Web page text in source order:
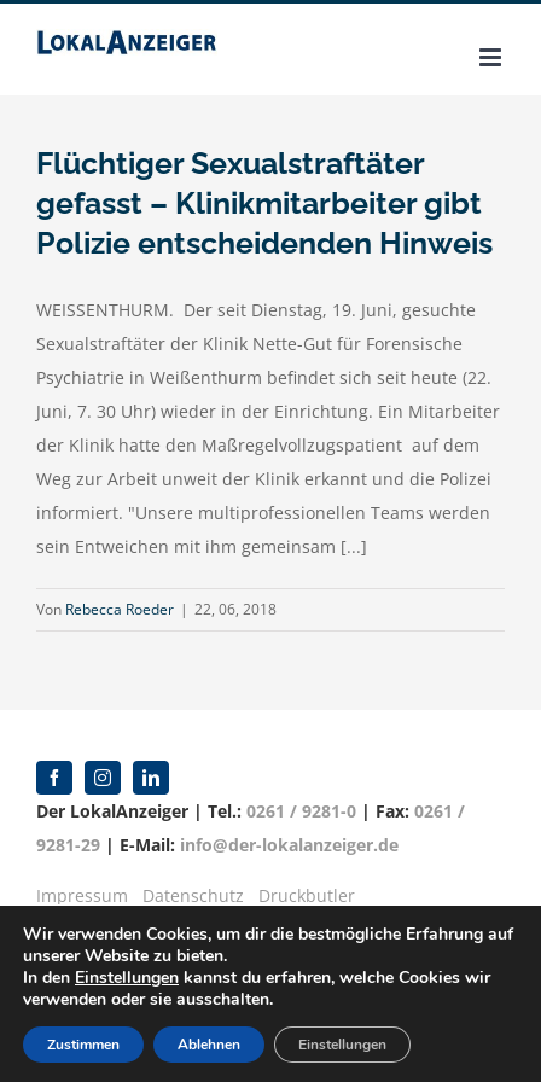
Inhalt
Flüchtiger Sexualstraftäter
gefasst – Klinikmitarbeiter gibt
Polizie entscheidenden Hinweis
WEISSENTHURM. Der seit Dienstag, 19. Juni, gesuchte
Sexualstraftäter der Klinik Nette-Gut für Forensische
Psychiatrie in Weißenthurm befindet sich seit heute (22.
Juni, 7. 30 Uhr) wieder in der Einrichtung. Ein Mitarbeiter
der Klinik hatte den Maßregelvollzugspatient auf dem
Weg zur Arbeit unweit der Klinik erkannt und die Polizei
informiert. "Unsere multiprofessionellen Teams werden
sein Entweichen mit ihm gemeinsam [...]
Von Rebecca Roeder | 22, 06, 2018
Der LokalAnzeiger | Tel.: 0261 / 9281-0 | Fax: 0261 /
9281-29 | E-Mail: info@der-lokalanzeiger.de
Impressum Datenschutz Druckbutler
© Copyright 2016 -2026 | Verlag für Anzeigenblätter
GmbH | Mittelrheinstr. 2-4 | 56072 Koblenz
Wir verwenden Cookies, um dir die bestmögliche Erfahrung auf
unserer Website zu bieten.
In den Einstellungen kannst du erfahren, welche Cookies wir
verwenden oder sie ausschalten.
Zustimmen Ablehnen Einstellungen